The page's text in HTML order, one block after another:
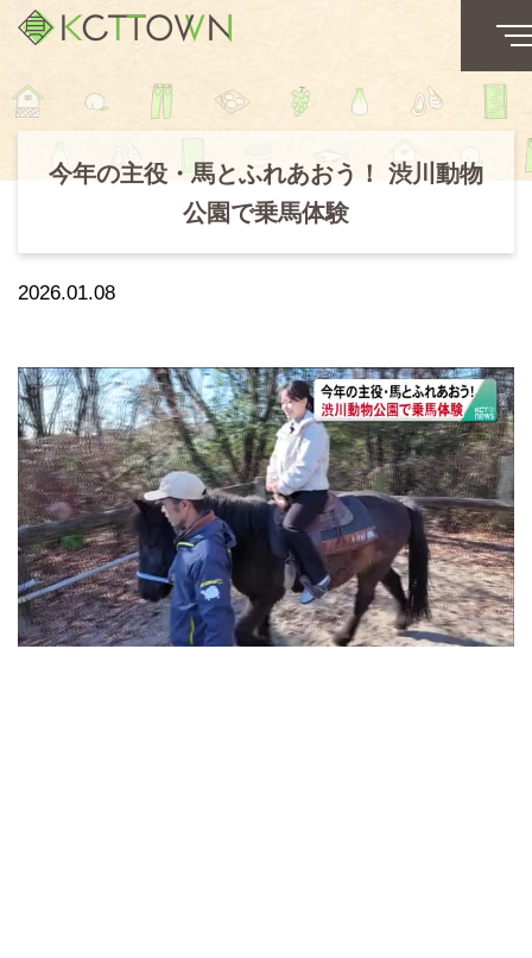
今年の主役・馬とふれあおう！ 渋川動物
公園で乗馬体験
2026.01.08